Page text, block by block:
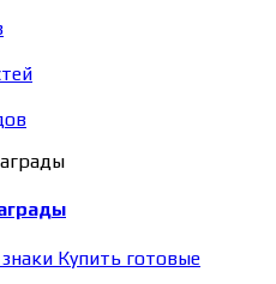
Купить готовые